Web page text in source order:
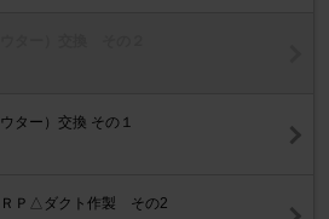
ター）交換 その１
Ｐ△ダクト作製 その2